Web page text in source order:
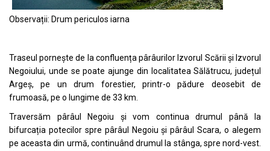
Observații: Drum periculos iarna
Traseul pornește de la confluența pârâurilor Izvorul Scării și Izvorul
Negoiului, unde se poate ajunge din localitatea Sălătrucu, județul
Argeș, pe un drum forestier, printr-o pădure deosebit de
frumoasă, pe o lungime de 33 km.
Traversăm pârâul Negoiu și vom continua drumul până la
bifurcația potecilor spre pârâul Negoiu și pârâul Scara, o alegem
pe aceasta din urmă, continuând drumul la stânga, spre nord-vest.